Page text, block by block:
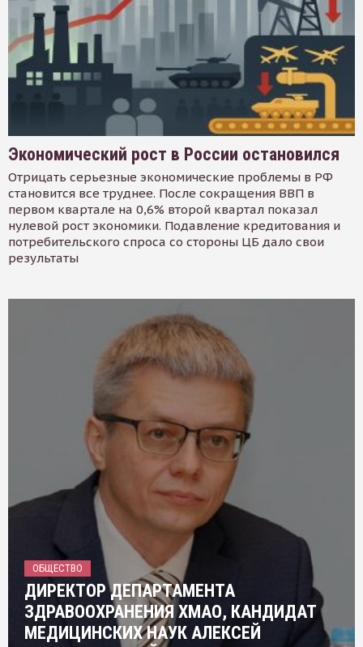
Экономический рост в России остановился
Отрицать серьезные экономические проблемы в РФ
становится все труднее. После сокращения ВВП в
первом квартале на 0,6% второй квартал показал
нулевой рост экономики. Подавление кредитования и
потребительского спроса со стороны ЦБ дало свои
результаты
ОБЩЕСТВО
ДИРЕКТОР ДЕПАРТАМЕНТА
ЗДРАВООХРАНЕНИЯ ХМАО, КАНДИДАТ
МЕДИЦИНСКИХ НАУК АЛЕКСЕЙ